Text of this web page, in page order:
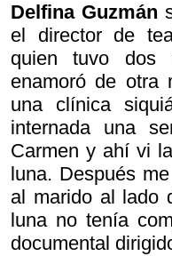
Delfina Guzmán
el director de
quien tuvo
enamoró de
una clínica
internada una
Carmen y ahí vi
luna. Después
al marido al lado
luna no tenía
documental